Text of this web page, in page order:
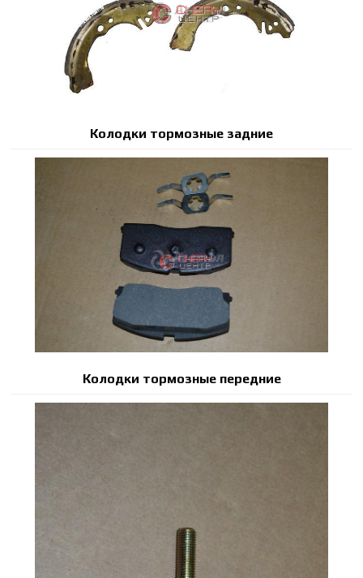
Колодки тормозные задние
Колодки тормозные передние